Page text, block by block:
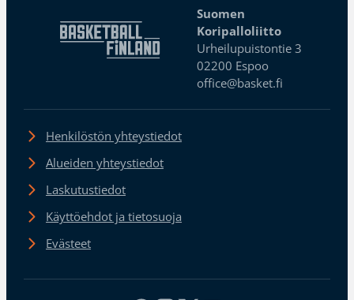
Suomen
Koripalloliitto
Urheilupuistontie 3
02200 Espoo
office@basket.fi
Henkilöstön yhteystiedot
Alueiden yhteystiedot
Laskutustiedot
Käyttöehdot ja tietosuoja
Evästeet